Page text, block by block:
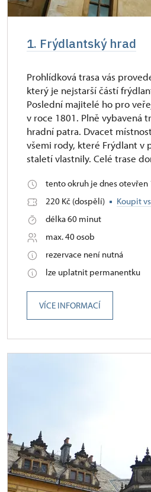
1. Frýdlantský hrad
Prohlídková trasa vás
který je nejstarší částí
Poslední majitelé ho pro
v roce 1801. Plně vybavená
hradní patra. Dvacet
všemi rody, které Frýdlant v
staletí vlastnily. Celé trase
tento okruh je dnes otevřen
220 Kč (dospělí)
Koupit
délka 60 minut
max. 40 osob
rezervace není nutná
lze uplatnit permanentku
VÍCE INFORMACÍ